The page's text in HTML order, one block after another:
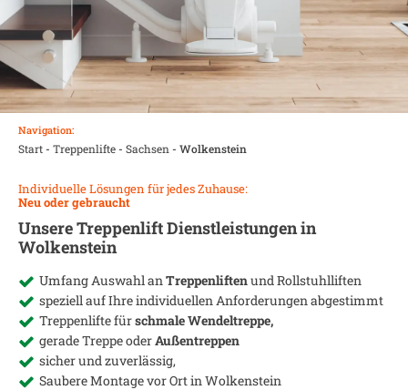
Navigation:
Start- Treppenlifte- Sachsen - Wolkenstein
Individuelle Lösungen für jedes Zuhause:
Neu oder gebraucht
Unsere Treppenlift Dienstleistungen in
Wolkenstein
Umfang Auswahl anTreppenliftenund Rollstuhlliften
speziell auf Ihre individuellen Anforderungen abgestimmt
Treppenlifte fürschmale Wendeltreppe,
gerade Treppe oderAußentreppen
sicher und zuverlässig,
Saubere Montage vor Ort inWolkenstein